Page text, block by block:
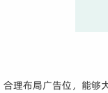
理布局广告位，能够